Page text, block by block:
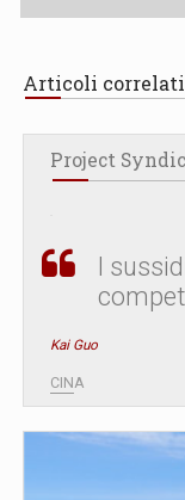
Articoli correlati
Project
I
Kai Guo
CINA